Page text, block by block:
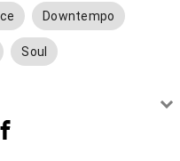
Downtempo
Soul